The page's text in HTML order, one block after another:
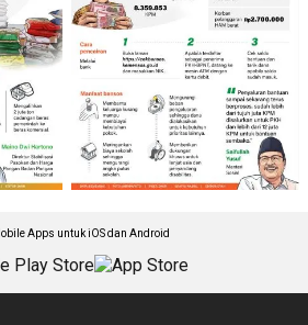
Apps untuk iOS dan Android